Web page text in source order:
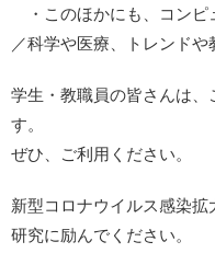
・このほかにも、コンピ
／科学や医療、トレンドや
学生・教職員の皆さんは、
す。
ぜひ、ご利用ください。
新型コロナウイルス感染拡
研究に励んでください。